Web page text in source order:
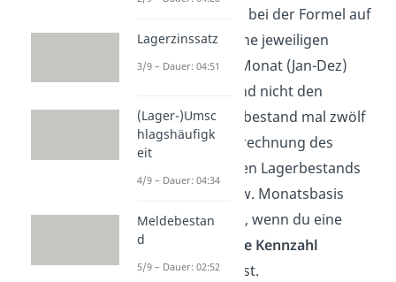
Beachte, dass du bei der Formel auf
Monatsbasis deine jeweiligen
Endbestände je Monat (Jan-Dez)
aufsummierst und nicht den
allgemeinen Endbestand mal zwölf
rechnest. Die Berechnung des
durchschnittlichen Lagerbestands
auf Quartals- bzw. Monatsbasis
macht dann Sinn, wenn du eine
möglichst
genaue Kennzahl
erhalten möchtest.
Lagerzinssatz
3/9 – Dauer: 04:51
(Lager-)Umsc
hlagshäufigk
eit
4/9 – Dauer: 04:34
Meldebestan
d
5/9 – Dauer: 02:52